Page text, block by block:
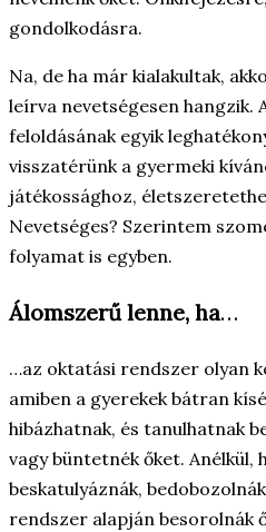
gondolkodásra.
Na, de ha már kialakultak,
leírva nevetségesen hangzik.
feloldásának egyik
visszatérünk a gyermeki
játékossághoz,
Nevetséges? Szerintem
folyamat is egyben.
Álomszerű lenne, ha…
…az oktatási rendszer olyan
amiben a gyerekek bátran
hibázhatnak, és tanulhatnak
vagy büntetnék őket. Anélkül,
beskatulyáznák,
rendszer alapján besorolnák